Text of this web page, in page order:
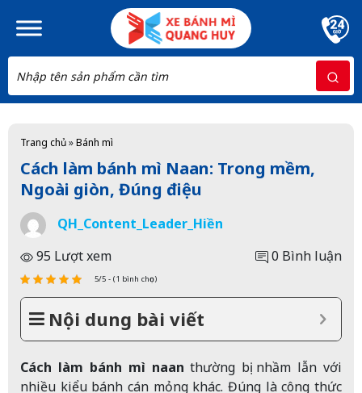
Skip to main content
Trang chủ»Bánh mì
Cách làm bánh mì Naan: Trong mềm,
Ngoài giòn, Đúng điệu
QH_Content_Leader_Hiền
95 Lượt xem
0 Bình luận
5/5 - (1 bình chọn)
Nội dung bài viết
Cách làm bánh mì naan thường bị nhầm lẫn với
nhiều kiểu bánh cán mỏng khác. Đúng là công thức